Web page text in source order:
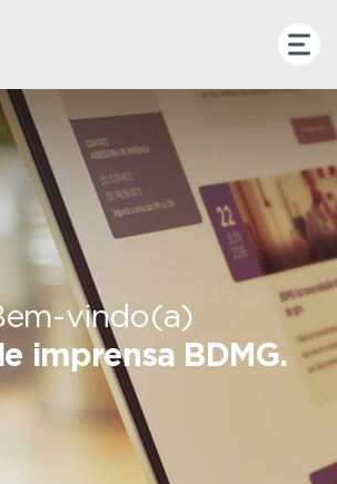
vindo(a)
imprensa BDMG.